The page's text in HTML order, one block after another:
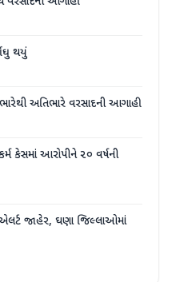
થયું
અતિભારે વરસાદની આગાહી
કેસમાં આરોપીને ૨૦ વર્ષની
જાહેર, ઘણા જિલ્લાઓમાં